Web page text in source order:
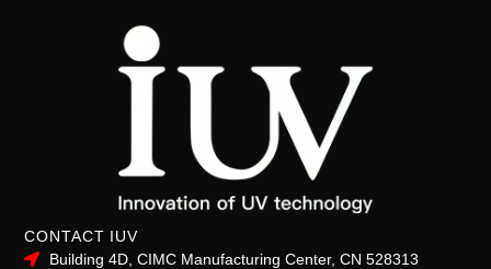
CONTACT IUV
Building 4D, CIMC Manufacturing Center, CN 528313